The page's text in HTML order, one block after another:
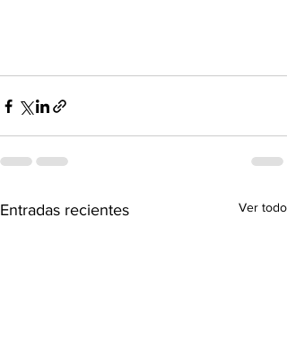
Entradas recientes Ver todo